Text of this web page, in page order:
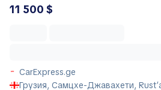
11 500 $
CarExpress.ge
Грузия, Самцхе-Джавахети,